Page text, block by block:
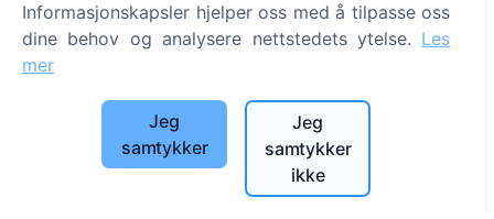
Søk etter gravplasser
SIA "CEMETY", LV40103618951
Informasjonskapsler hjelper oss med å tilpasse oss
dine behov og analysere nettstedets ytelse. Les
mer
Jeg
samtykker
Jeg
samtykker
ikke